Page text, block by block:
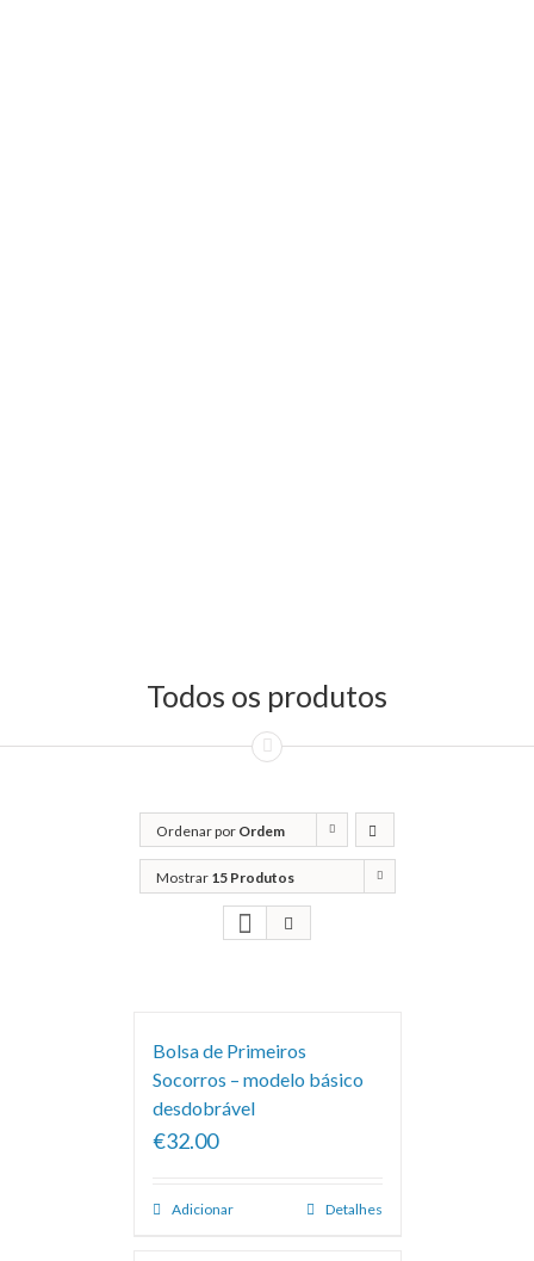
Todos os produtos
Ordenar por Ordem
predefinida
Mostrar 15 Produtos
Bolsa de Primeiros
Socorros – modelo básico
desdobrável
€32.00
Adicionar Detalhes